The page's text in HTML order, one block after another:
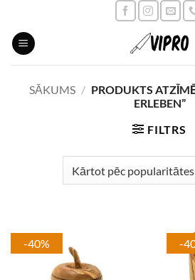
content
SĀKUMS / PRODUKTS
ERLEBEN”
FILTRS
-40% -